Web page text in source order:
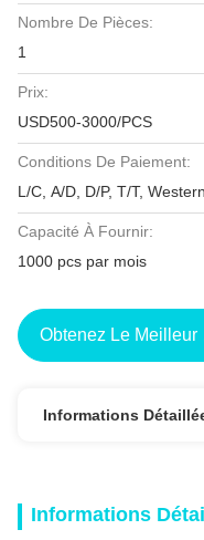
Nombre De Pièces:
1
Prix:
USD500-3000/PCS
Conditions De Paiement:
L/C, A/D, D/P, T/T,
Capacité À Fournir:
1000 pcs par mois
Obtenez Le Meilleur
Informations
Informations